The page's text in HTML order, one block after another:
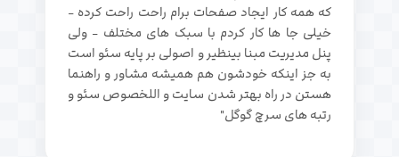
که همه کار ایجاد صفحات برام راحت راحت کرده -
خیلی جا ها کار کردم با سبک های مختلف - ولی
پنل مدیریت مبنا بینظیر و اصولی بر پایه سئو است
به جز اینکه خودشون هم همیشه مشاور و راهنما
هستن در راه بهتر شدن سایت و اللخصوص سئو و
رتبه های سرچ گوگل"